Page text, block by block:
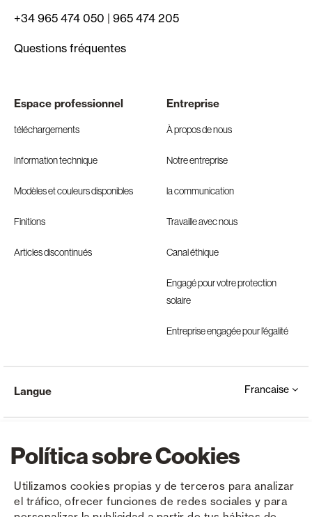
Política sobre Cookies
Utilizamos cookies propias y de terceros para analizar
el tráfico, ofrecer funciones de redes sociales y para
+34 965 474 050 | 965 474 205
Questions fréquentes
Espace professionnel
téléchargements
Information technique
Modèles et couleurs disponibles
Finitions
Articles discontinués
Entreprise
À propos de nous
Notre entreprise
la communication
Travaille avec nous
Canal éthique
Engagé pour votre protection
solaire
Entreprise engagée pour l’égalité
Copyright © Saxun 2023 - 2026 Politique de confidentialité Avis juridique Cookies
Langue Francaise